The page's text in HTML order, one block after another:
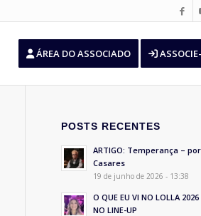
ÁREA DO ASSOCIADO
POSTS RECENTES
ARTIGO: Temperança –
Casares
19 de junho de 2026 - 13:38
O QUE EU VI NO LOLLA
NO LINE-UP